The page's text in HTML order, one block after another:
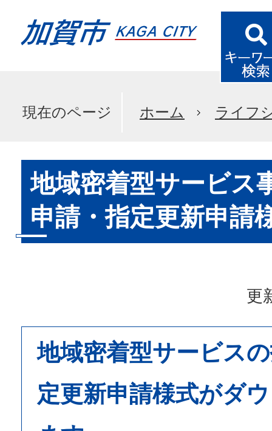
現在のページ ホーム ライフ
地域密着型サービス
申請・指定更新申請
更
地域密着型サービス
定更新申請様式がダ